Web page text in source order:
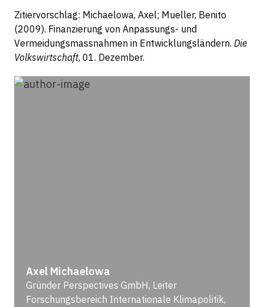
Zitiervorschlag: Michaelowa, Axel; Mueller, Benito
(2009). Finanzierung von Anpassungs- und
Vermeidungsmassnahmen in Entwicklungsländern. Die
Volkswirtschaft, 01. Dezember.
Axel Michaelowa
Gründer Perspectives GmbH, Leiter
Forschungsbereich Internationale Klimapolitik,